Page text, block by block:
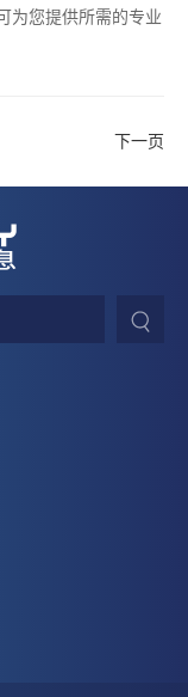
为您提供所需的专业
下一页